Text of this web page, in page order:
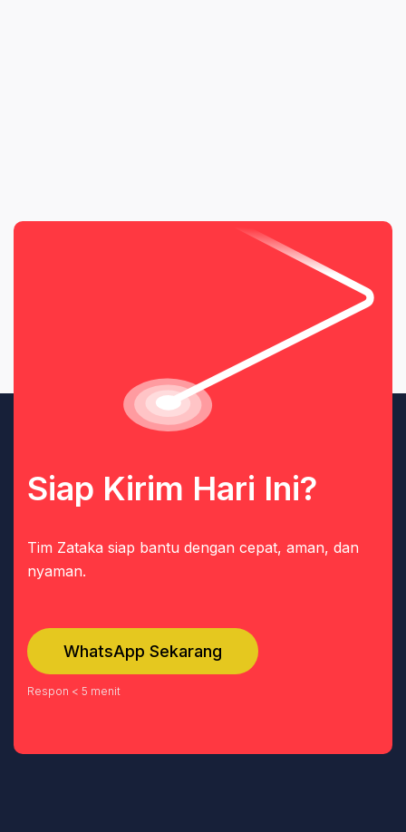
Siap Kirim Hari Ini?
Tim Zataka siap bantu dengan cepat, aman, dan
nyaman.
WhatsApp Sekarang
Respon < 5 menit